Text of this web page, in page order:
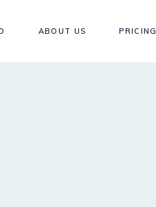
ABOUT US PRICING